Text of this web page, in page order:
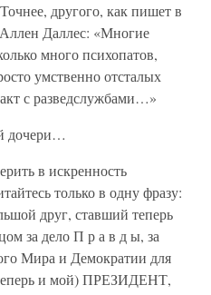
другого, как пишет в
Даллес: «Многие
много психопатов,
умственно отсталых
с разведслужбами…»
дочери…
в искренность
только в одну фразу:
друг, ставший теперь
за дело П р а в д ы, за
Мира и Демократии для
и мой) ПРЕЗИДЕНТ,